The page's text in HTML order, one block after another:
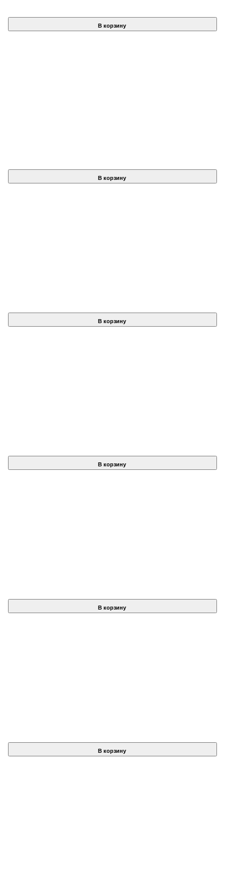
В корзину
В корзину
В корзину
В корзину
В корзину
В корзину